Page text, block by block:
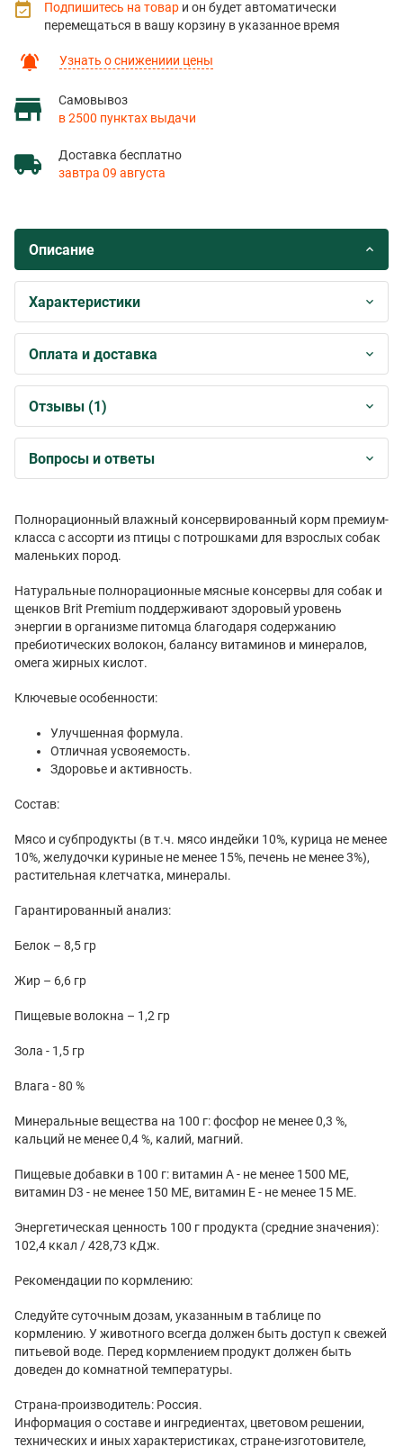
Узнать о снижениии цены
Самовывоз
в 2500 пунктах выдачи
Доставка бесплатно
завтра 09 августа
Подпишитесь на товар и он будет автоматически
перемещаться в вашу корзину в указанное время
Описание
Характеристики
Оплата и доставка
Отзывы (1)
Вопросы и ответы
Полнорационный влажный консервированный корм премиум-
класса с ассорти из птицы с потрошками для взрослых собак
маленьких пород.
Натуральные полнорационные мясные консервы для собак и
щенков Brit Premium поддерживают здоровый уровень
энергии в организме питомца благодаря содержанию
пребиотических волокон, балансу витаминов и минералов,
омега жирных кислот.
Ключевые особенности:
Улучшенная формула.
Отличная усвояемость.
Здоровье и активность.
Состав:
Мясо и субпродукты (в т.ч. мясо индейки 10%, курица не менее
10%, желудочки куриные не менее 15%, печень не менее 3%),
растительная клетчатка, минералы.
Гарантированный анализ:
Белок – 8,5 гр
Жир – 6,6 гр
Пищевые волокна – 1,2 гр
Зола - 1,5 гр
Влага - 80 %
Минеральные вещества на 100 г: фосфор не менее 0,3 %,
кальций не менее 0,4 %, калий, магний.
Пищевые добавки в 100 г: витамин А - не менее 1500 МЕ,
витамин D3 - не менее 150 МЕ, витамин Е - не менее 15 МЕ.
Энергетическая ценность 100 г продукта (средние значения):
102,4 ккал / 428,73 кДж.
Рекомендации по кормлению:
Следуйте суточным дозам, указанным в таблице по
кормлению. У животного всегда должен быть доступ к свежей
питьевой воде. Перед кормлением продукт должен быть
доведен до комнатной температуры.
Страна-производитель: Россия.
Информация о составе и ингредиентах, цветовом решении,
технических и иных характеристиках, стране-изготовителе,